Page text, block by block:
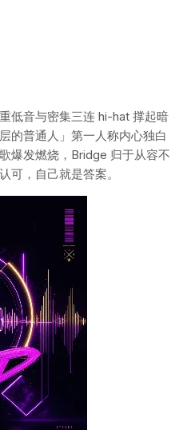
低音与密集三连 hi-hat 撑起暗
的普通人」第一人称内心独白
爆发燃烧，Bridge 归于从容不
，自己就是答案。